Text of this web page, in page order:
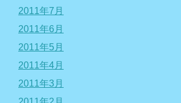
2011年7月
2011年6月
2011年5月
2011年4月
2011年3月